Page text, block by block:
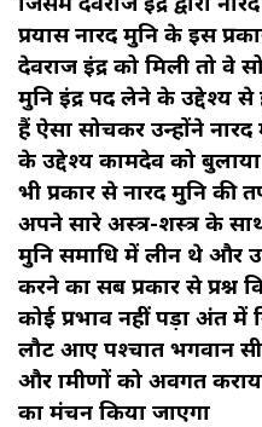
प्रयास नारद मुनि के इस
देवराज इंद्र को मिली तो वे
मुनि इंद्र पद लेने के उद्देश्य
हैं ऐसा सोचकर उन्होंने
के उद्देश्य कामदेव को
भी प्रकार से नारद मुनि की
अपने सारे अस्त्र-शस्त्र के
मुनि समाधि में लीन थे और
करने का सब प्रकार से प्रश्न
कोई प्रभाव नहीं पड़ा अंत में
लौट आए पश्चात भगवान
और ग्रामीणों को अवगत
का मंचन किया जाएगा